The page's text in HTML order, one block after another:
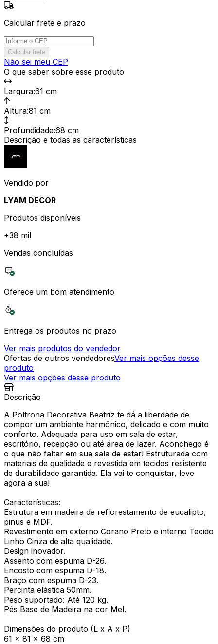
Calcular frete e prazo
Calcular frete
Não sei meu CEP
O que saber sobre esse produto
Largura:61 cm
Altura:81 cm
Profundidade:68 cm
Descrição e todas as características
Vendido por
LYAM DECOR
Produtos disponíveis
+38 mil
Vendas concluídas
Oferece um bom atendimento
Entrega os produtos no prazo
Ver mais produtos do vendedor
Ofertas de outros vendedoresVer mais opções desse
produto
Ver mais opções desse produto
Descrição
A Poltrona Decorativa Beatriz te dá a liberdade de
compor um ambiente harmônico, delicado e com muito
conforto. Adequada para uso em sala de estar,
escritório, recepção ou até área de lazer. Aconchego é
o que não faltar em sua sala de estar! Estruturada com
materiais de qualidade e revestida em tecidos resistente
de durabilidade garantida. Ela vai te conquistar, leve
agora a sua!
Características:
Estrutura em madeira de reflorestamento de eucalipto,
pinus e MDF.
Revestimento em externo Corano Preto e interno Tecido
Linho Cinza de alta qualidade.
Design inovador.
Assento com espuma D-26.
Encosto com espuma D-18.
Braço com espuma D-23.
Percinta elástica 50mm.
Peso suportado: Até 120 kg.
Pés Base de Madeira na cor Mel.
Dimensões do produto (L x A x P)
61 x 81 x 68 cm